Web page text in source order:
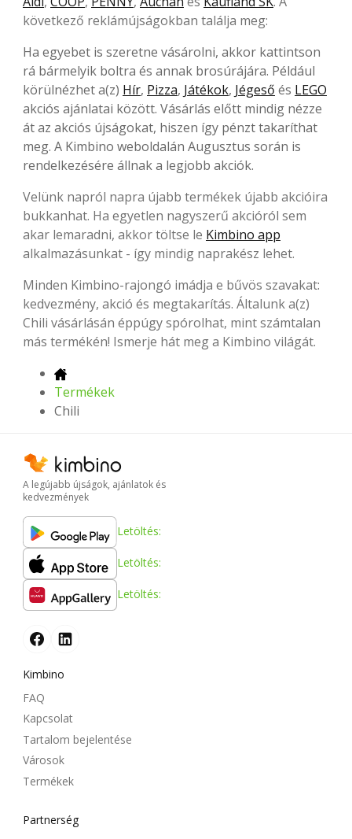
következő reklámújságokban találja meg:
Ha egyebet is szeretne vásárolni, akkor kattintson
rá bármelyik boltra és annak brosúrájára. Például
körülnézhet a(z) Hír, Pizza, Játékok, Jégeső és LEGO
akciós ajánlatai között. Vásárlás előtt mindig nézze
át az akciós újságokat, hiszen így pénzt takaríthat
meg. A Kimbino weboldalán Augusztus során is
rendelkezésére állnak a legjobb akciók.
Velünk napról napra újabb termékek újabb akcióira
bukkanhat. Ha egyetlen nagyszerű akcióról sem
akar lemaradni, akkor töltse le Kimbino app
alkalmazásunkat - így mindig naprakész lehet.
Minden Kimbino-rajongó imádja e bűvös szavakat:
kedvezmény, akció és megtakarítás. Általunk a(z)
Chili vásárlásán éppúgy spórolhat, mint számtalan
más termékén! Ismerje hát meg a Kimbino világát.
Termékek
Chili
A legújabb újságok, ajánlatok és
kedvezmények
Letöltés:
Letöltés:
Letöltés:
Kimbino
FAQ
Kapcsolat
Tartalom bejelentése
Városok
Termékek
Partnerség